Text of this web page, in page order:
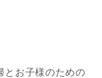
とお子様のための